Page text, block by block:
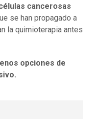
cancerosas
se han propagado a
la quimioterapia antes
opciones de